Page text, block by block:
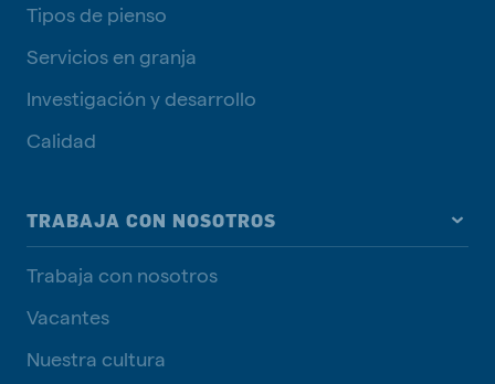
Tipos de pienso
Servicios en granja
Investigación y desarrollo
Calidad
TRABAJA CON NOSOTROS
Trabaja con nosotros
Vacantes
Nuestra cultura